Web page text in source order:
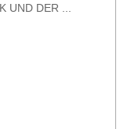
UND DER ...